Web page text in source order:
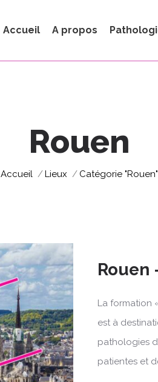
Accueil A propos
Rouen
Vous êtes ici :
Accueil Lieux Catégorie "Rouen"
Rouen
La formation
est à
pathologies
patientes et